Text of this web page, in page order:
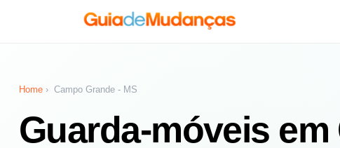
Home › Campo Grande - MS
Guarda-móveis